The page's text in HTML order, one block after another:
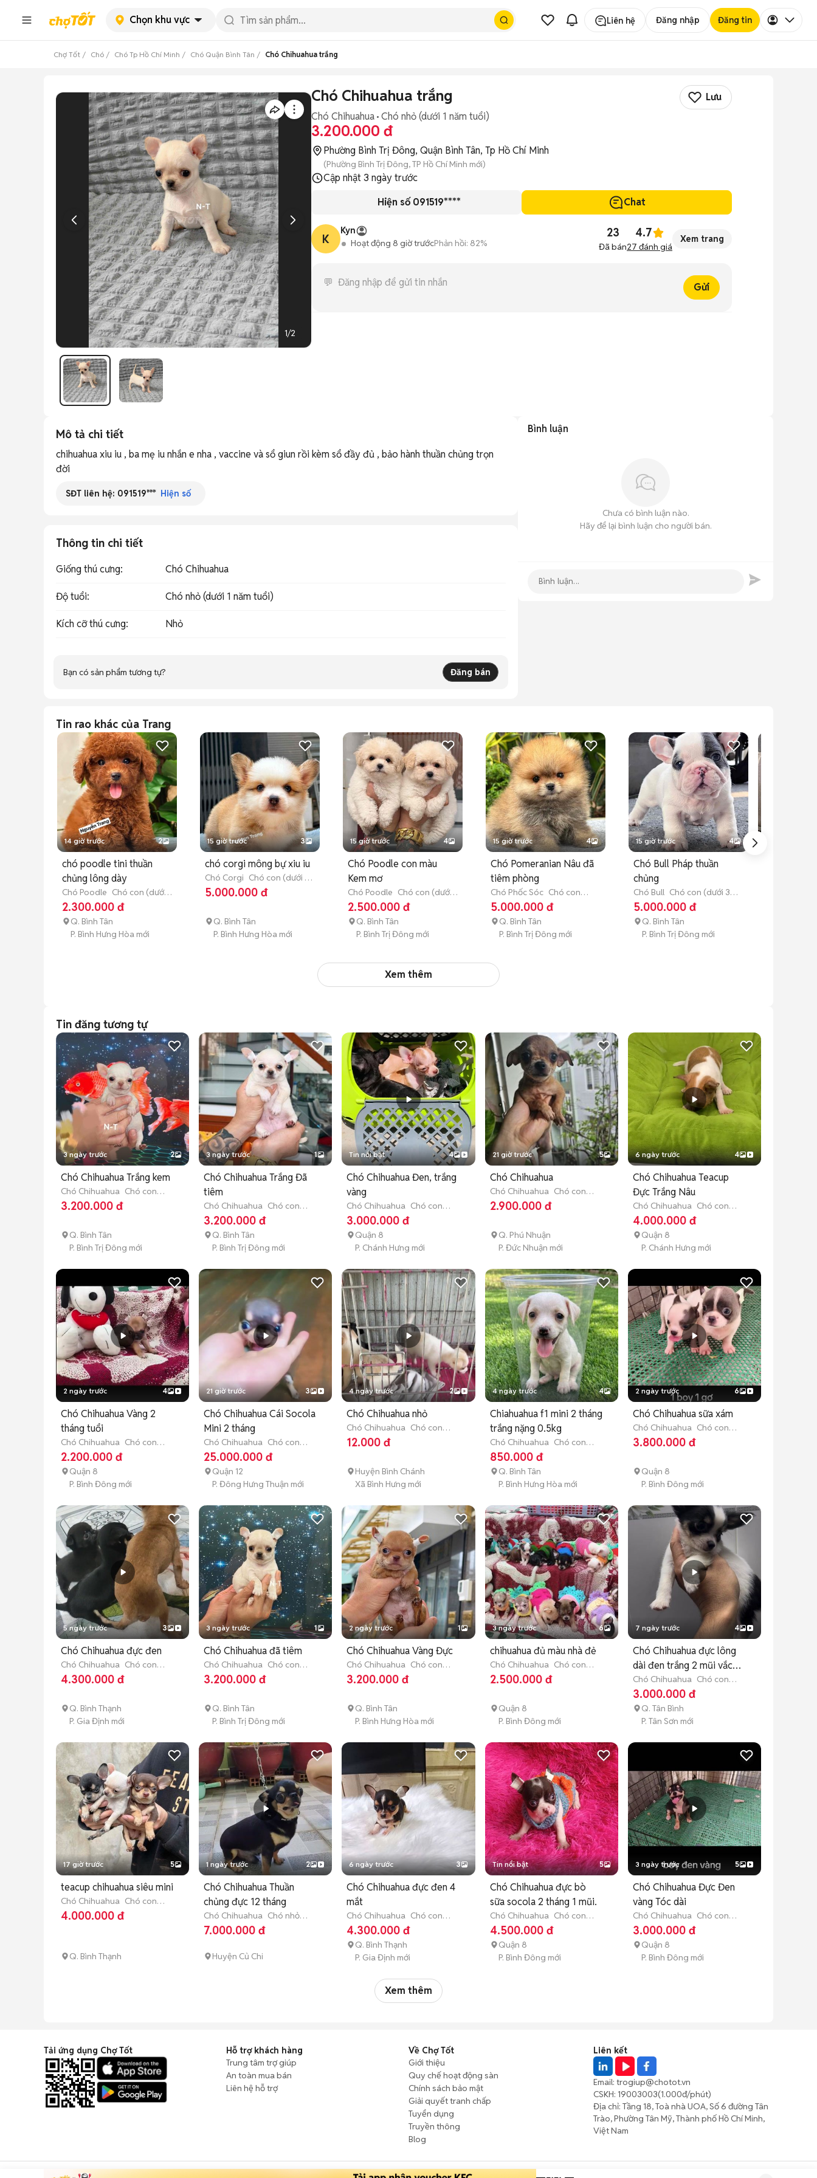
Chọn khu vực Liên hệ Đăng nhập Đăng tin
Chợ Tốt Chó Chó Tp Hồ Chí Minh Chó Quận Bình Tân Chó Chihuahua trắng
1/2
Chó Chihuahua trắng
Lưu
Chó Chihuahua Chó nhỏ (dưới 1 năm tuổi)
3.200.000 đ
Phường Bình Trị Đông, Quận Bình Tân, Tp Hồ Chí Minh
(Phường Bình Trị Đông, TP Hồ Chí Minh mới)
Cập nhật3 ngày trước
Hiện số 091519****
Chat
K
Kyn
Hoạt động 8 giờ trướcPhản hồi: 82%
23
Đã bán
4.7
27 đánh giá
Xem trang
Gửi
Mô tả chi tiết
chihuahua xiu iu , ba mẹ iu nhắn e nha , vaccine và sổ giun rồi kèm sổ đầy đủ , bảo hành thuần chủng trọn
đời
SĐT liên hệ: 091519*** Hiện số
Thông tin chi tiết
Giống thú cưng: Chó Chihuahua
Độ tuổi: Chó nhỏ (dưới 1 năm tuổi)
Kích cỡ thú cưng: Nhỏ
Bạn có sản phẩm tương tự? Đăng bán
Bình luận
Chưa có bình luận nào.
Hãy để lại bình luận cho người bán.
Tin rao khác của Trang
14 giờ trước 2
chó poodle tini thuần
chủng lông dày
Chó Poodle Chó con (dưới
3 tháng tuổi)
2.300.000 đ
Q. Bình Tân
P. Bình Hưng Hòa mới
15 giờ trước 3
chó corgi mông bự xiu iu
Chó Corgi Chó con (dưới 3
tháng tuổi)
5.000.000 đ
Q. Bình Tân
P. Bình Hưng Hòa mới
15 giờ trước 4
Chó Poodle con màu
Kem mơ
Chó Poodle Chó con (dưới
3 tháng tuổi)
2.500.000 đ
Q. Bình Tân
P. Bình Trị Đông mới
15 giờ trước 4
Chó Pomeranian Nâu đã
tiêm phòng
Chó Phốc Sóc Chó con
(dưới 3 tháng tuổi)
5.000.000 đ
Q. Bình Tân
P. Bình Trị Đông mới
15 giờ trước 4
Chó Bull Pháp thuần
chủng
Chó Bull Chó con (dưới 3
tháng tuổi)
5.000.000 đ
Q. Bình Tân
P. Bình Trị Đông mới
Xem thêm
Tin đăng tương tự
3 ngày trước 2
Chó Chihuahua Trắng kem
Chó Chihuahua Chó con
(dưới 3 tháng tuổi)
3.200.000 đ
Q. Bình Tân
P. Bình Trị Đông mới
3 ngày trước 1
Chó Chihuahua Trắng Đã
tiêm
Chó Chihuahua Chó con
(dưới 3 tháng tuổi)
3.200.000 đ
Q. Bình Tân
P. Bình Trị Đông mới
Tin nổi bật 4
Chó Chihuahua Đen, trắng
vàng
Chó Chihuahua Chó con
(dưới 3 tháng tuổi)
3.000.000 đ
Quận 8
P. Chánh Hưng mới
21 giờ trước 5
Chó Chihuahua
Chó Chihuahua Chó con
(dưới 3 tháng tuổi)
2.900.000 đ
Q. Phú Nhuận
P. Đức Nhuận mới
6 ngày trước 4
Chó Chihuahua Teacup
Đực Trắng Nâu
Chó Chihuahua Chó con
(dưới 3 tháng tuổi)
4.000.000 đ
Quận 8
P. Chánh Hưng mới
2 ngày trước 4
Chó Chihuahua Vàng 2
tháng tuổi
Chó Chihuahua Chó con
(dưới 3 tháng tuổi)
2.200.000 đ
Quận 8
P. Bình Đông mới
21 giờ trước 3
Chó Chihuahua Cái Socola
Mini 2 tháng
Chó Chihuahua Chó con
(dưới 3 tháng tuổi)
25.000.000 đ
Quận 12
P. Đông Hưng Thuận mới
4 ngày trước 2
Chó Chihuahua nhỏ
Chó Chihuahua Chó con
(dưới 3 tháng tuổi)
12.000 đ
Huyện Bình Chánh
Xã Bình Hưng mới
4 ngày trước 4
Chiahuahua f1 mini 2 tháng
trắng nặng 0.5kg
Chó Chihuahua Chó con
(dưới 3 tháng tuổi)
850.000 đ
Q. Bình Tân
P. Bình Hưng Hòa mới
2 ngày trước 6
Chó Chihuahua sữa xám
Chó Chihuahua Chó con
(dưới 3 tháng tuổi)
3.800.000 đ
Quận 8
P. Bình Đông mới
5 ngày trước 3
Chó Chihuahua đực đen
Chó Chihuahua Chó con
(dưới 3 tháng tuổi)
4.300.000 đ
Q. Bình Thạnh
P. Gia Định mới
3 ngày trước 1
Chó Chihuahua đã tiêm
Chó Chihuahua Chó con
(dưới 3 tháng tuổi)
3.200.000 đ
Q. Bình Tân
P. Bình Trị Đông mới
2 ngày trước 1
Chó Chihuahua Vàng Đực
Chó Chihuahua Chó con
(dưới 3 tháng tuổi)
3.200.000 đ
Q. Bình Tân
P. Bình Hưng Hòa mới
3 ngày trước 6
chihuahua đủ màu nhà đẻ
Chó Chihuahua Chó con
(dưới 3 tháng tuổi)
2.500.000 đ
Quận 8
P. Bình Đông mới
7 ngày trước 4
Chó Chihuahua đực lông
dài đen trắng 2 mũi vắc
xin
Chó Chihuahua Chó con
(dưới 3 tháng tuổi)
3.000.000 đ
Q. Tân Bình
P. Tân Sơn mới
17 giờ trước 5
teacup chihuahua siêu mini
Chó Chihuahua Chó con
(dưới 3 tháng tuổi)
4.000.000 đ
Q. Bình Thạnh
1 ngày trước 2
Chó Chihuahua Thuần
chủng đực 12 tháng
Chó Chihuahua Chó nhỏ
(dưới 1 năm tuổi)
7.000.000 đ
Huyện Củ Chi
6 ngày trước 3
Chó Chihuahua đực đen 4
mắt
Chó Chihuahua Chó con
(dưới 3 tháng tuổi)
4.300.000 đ
Q. Bình Thạnh
P. Gia Định mới
Tin nổi bật 5
Chó Chihuahua đực bò
sữa socola 2 tháng 1 mũi.
Chó Chihuahua Chó con
(dưới 3 tháng tuổi)
4.500.000 đ
Quận 8
P. Bình Đông mới
3 ngày trước 5
Chó Chihuahua Đực Đen
vàng Tóc dài
Chó Chihuahua Chó con
(dưới 3 tháng tuổi)
3.000.000 đ
Quận 8
P. Bình Đông mới
Xem thêm
Tải ứng dụng Chợ Tốt
Hỗ trợ khách hàng
Trung tâm trợ giúp
An toàn mua bán
Liên hệ hỗ trợ
Về Chợ Tốt
Giới thiệu
Quy chế hoạt động sàn
Chính sách bảo mật
Giải quyết tranh chấp
Tuyển dụng
Truyền thông
Blog
Liên kết
Email: trogiup@chotot.vn
CSKH: 19003003(1.000đ/phút)
Địa chỉ: Tầng 18, Toà nhà UOA, Số 6 đường Tân
Trào, Phường Tân Mỹ, Thành phố Hồ Chí Minh,
Việt Nam